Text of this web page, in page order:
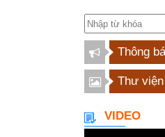
Thông
Thư
VIDEO